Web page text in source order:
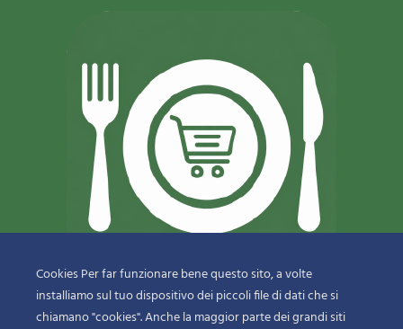
© 2018-2020 CopyrightSfizi & Delizie di Dragotto Gaetano & C.
Snc
Cookies Per far funzionare bene questo sito, a volte
installiamo sul tuo dispositivo dei piccoli file di dati che si
chiamano "cookies". Anche la maggior parte dei grandi siti